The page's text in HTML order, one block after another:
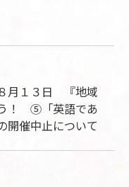
月１３日 『地域
！ ⑤「英語であ
開催中止について